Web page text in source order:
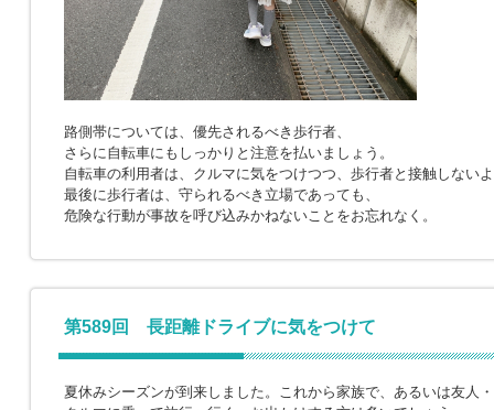
路側帯については、優先されるべき歩行者、
さらに自転車にもしっかりと注意を払いましょう。
自転車の利用者は、クルマに気をつけつつ、歩行者と接触しない
最後に歩行者は、守られるべき立場であっても、
危険な行動が事故を呼び込みかねないことをお忘れなく。
第589回 長距離ドライブに気をつけて
夏休みシーズンが到来しました。これから家族で、あるいは友人